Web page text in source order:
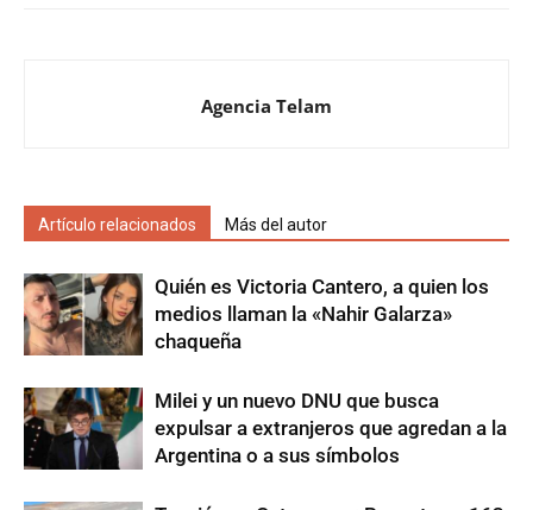
Agencia Telam
Artículo relacionados Más del autor
Quién es Victoria Cantero, a quien los
medios llaman la «Nahir Galarza»
chaqueña
Milei y un nuevo DNU que busca
expulsar a extranjeros que agredan a la
Argentina o a sus símbolos